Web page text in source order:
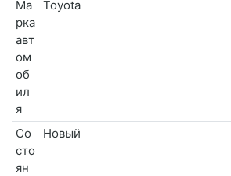
Ма
рка
авт
ом
об
ил
я
Toyota
Со
сто
ян
Новый